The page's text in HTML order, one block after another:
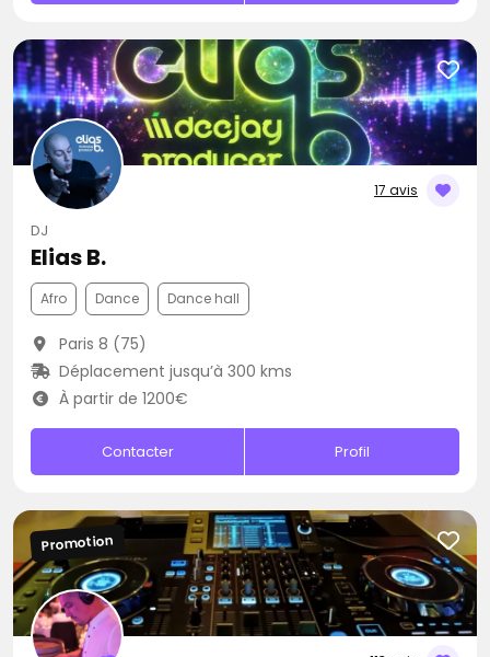
17 avis
DJ
Elias B.
Afro Dance Dance hall
Paris 8 (75)
Déplacement jusqu’à 300 kms
À partir de 1200€
Contacter Profil
Promotion